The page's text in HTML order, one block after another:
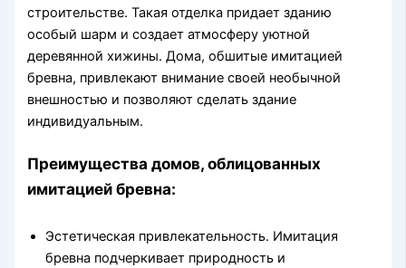
строительстве. Такая отделка придает зданию
особый шарм и создает атмосферу уютной
деревянной хижины. Дома, обшитые имитацией
бревна, привлекают внимание своей необычной
внешностью и позволяют сделать здание
индивидуальным.
Преимущества домов, облицованных
имитацией бревна:
Эстетическая привлекательность. Имитация
бревна подчеркивает природность и